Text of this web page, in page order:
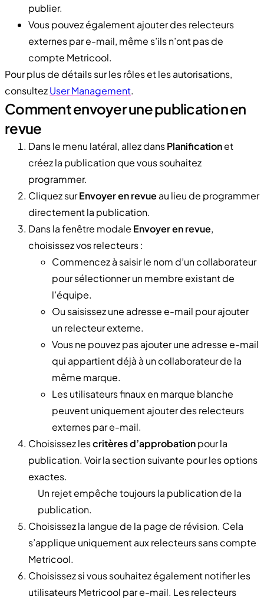
publier.
Vous pouvez également ajouter des relecteurs
externes par e-mail, même s’ils n’ont pas de
compte Metricool.
Pour plus de détails sur les rôles et les autorisations,
consultezUser Management.
Comment envoyer une publication en
revue
Dans le menu latéral, allez dansPlanificationet
créez la publication que vous souhaitez
programmer.
Cliquez surEnvoyer en revue au lieu de programmer
directement la publication.
Dans la fenêtre modale Envoyer en revue,
choisissez vos relecteurs :
Commencez à saisir le nom d’un collaborateur
pour sélectionner un membre existant de
l’équipe.
Ou saisissez une adresse e-mail pour ajouter
un relecteur externe.
Vous ne pouvez pas ajouter une adresse e-mail
qui appartient déjà à un collaborateur de la
même marque.
Les utilisateurs finaux en marque blanche
peuvent uniquement ajouter des relecteurs
externes par e-mail.
Choisissez lescritères d’approbationpour la
publication. Voir la section suivante pour les options
exactes.
Un rejet empêche toujours la publication de la
publication.
Choisissez la langue de la page de révision. Cela
s’applique uniquement aux relecteurs sans compte
Metricool.
Choisissez si vous souhaitez également notifier les
utilisateurs Metricool par e-mail. Les relecteurs